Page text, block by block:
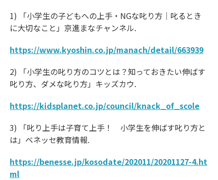
1) 「小学生の子どもへの上手・NGな叱り方｜叱るとき
に大切なこと」京進まなチャンネル.
https://www.kyoshin.co.jp/manach/detail/663939
2) 「小学生の叱り方のコツとは？知っておきたい伸ばす
叱り方、ダメな叱り方」キッズカウ.
https://kidsplanet.co.jp/council/knack_of_scole
3) 「叱り上手は子育て上手！ 小学生を伸ばす叱り方と
は」ベネッセ教育情報.
https://benesse.jp/kosodate/202011/20201127-4.ht
ml